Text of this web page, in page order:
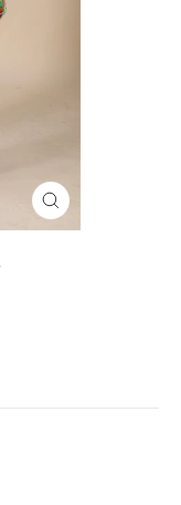
FERMER
(ESC)